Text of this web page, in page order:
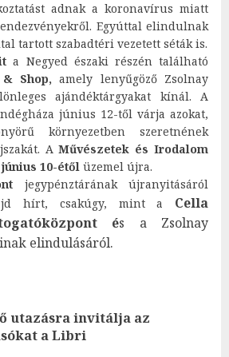
adnak a koronavírus miatt
Egyúttal elindulnak
tartott szabadtéri vezetett séták is.
a Negyed északi részén található
Shop, amely lenyűgöző Zsolnay
ajándéktárgyakat kínál. A
június 12-től várja azokat,
környezetben szeretnének
AMűvészetek és Irodalom
június 10-étől üzemel újra.
jegypénztárának újranyitásáról
hírt, csakúgy, mint a Cella
és a Zsolnay
elindulásáról.
utazásra invitálja az
a Libri